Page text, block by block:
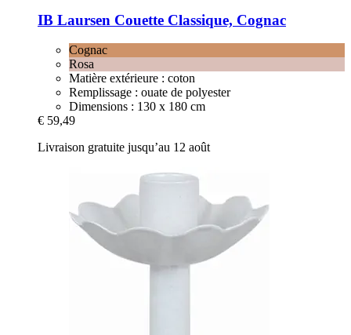
IB Laursen Couette Classique, Cognac
Cognac
Rosa
Matière extérieure : coton
Remplissage : ouate de polyester
Dimensions : 130 x 180 cm
€ 59,49
Livraison gratuite jusqu’au 12 août